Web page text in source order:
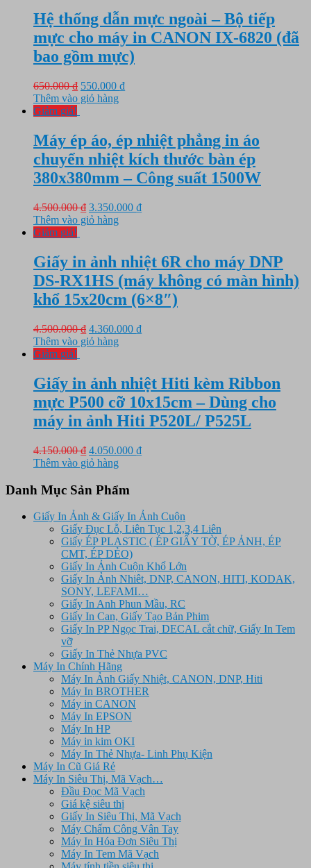
Hệ thống dẫn mực ngoài – Bộ tiếp
mực cho máy in CANON IX-6820 (đã
bao gồm mực)
650.000₫ Giá
gốc
550.000 ₫Giá
550.000 ₫.
Thêm vào giỏ hàng
Giảm giá!
Máy ép áo, ép nhiệt phẳng in áo
chuyển nhiệt kích thước bàn ép
380x380mm – Công suất 1500W
4.500.000₫ Giá
gốc
3.350.000 ₫Giá
3.350.000 ₫.
Thêm vào giỏ hàng
Giảm giá!
Giấy in ảnh nhiệt 6R cho máy DNP
DS-RX1HS (máy không có màn hình)
khổ 15x20cm (6×8″)
4.500.000₫ Giá
gốc
4.360.000 ₫Giá
4.360.000 ₫.
Thêm vào giỏ hàng
Giảm giá!
Giấy in ảnh nhiệt Hiti kèm Ribbon
mực P500 cỡ 10x15cm – Dùng cho
máy in ảnh Hiti P520L/ P525L
4.150.000₫ Giá
gốc
4.150.000 ₫.
4.050.000 ₫Giá
Thêm vào giỏ hàng
Danh Mục Sản Phẩm
Giấy In Ảnh & Giấy In Ảnh Cuộn
Giấy Đục Lỗ, Liên Tục 1,2,3,4 Liên
Giấy ÉP PLASTIC ( ÉP GIẤY TỜ, ÉP ẢNH, ÉP
CMT, ÉP DẺO)
Giấy In Ảnh Cuộn Khổ Lớn
Giấy In Ảnh Nhiêt, DNP, CANON, HITI, KODAK,
SONY, LEFAMI…
Giấy In Anh Phun Mầu, RC
Giấy In Can, Giấy Tạo Bản Phim
Giấy In PP Ngọc Trai, DECAL cắt chữ, Giấy In Tem
vỡ
Giấy In Thẻ Nhựa PVC
Máy In Chính Hãng
Máy In Ảnh Giấy Nhiệt, CANON, DNP, Hiti
Máy In BROTHER
Máy in CANON
Máy In EPSON
Máy In HP
Máy in kim OKI
Máy In Thẻ Nhựa- Linh Phụ Kiện
Máy In Cũ Giá Rẻ
Máy In Siêu Thị, Mã Vạch…
Đầu Đọc Mã Vạch
Giá kệ siêu thị
Giấy In Siêu Thị, Mã Vạch
Máy Chấm Công Vân Tay
Máy In Hóa Đơn Siêu Thị
Máy In Tem Mã Vạch